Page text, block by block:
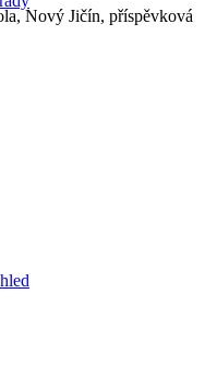
Nový Jičín, příspěvková